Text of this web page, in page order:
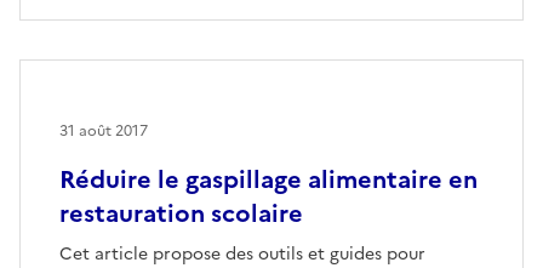
Réduire le gaspillage alimentaire en
restauration scolaire
Cet article propose des outils et guides pour
31 août 2017